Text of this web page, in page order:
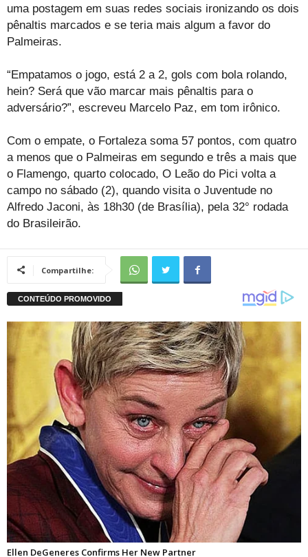
uma postagem em suas redes sociais ironizando os dois
pênaltis marcados e se teria mais algum a favor do
Palmeiras.
“Empatamos o jogo, está 2 a 2, gols com bola rolando,
hein? Será que vão marcar mais pênaltis para o
adversário?”, escreveu Marcelo Paz, em tom irônico.
Com o empate, o Fortaleza soma 57 pontos, com quatro
a menos que o Palmeiras em segundo e três a mais que
o Flamengo, quarto colocado, O Leão do Pici volta a
campo no sábado (2), quando visita o Juventude no
Alfredo Jaconi, às 18h30 (de Brasília), pela 32° rodada
do Brasileirão.
Compartilhe: